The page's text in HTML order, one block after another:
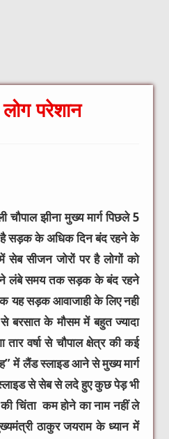
लोग परेशान
झीना मुख्य मार्ग पिछले 5
है सड़क के अधिक दिन बंद रहने के
सेब सीजन जोरों पर है लोगों को
लंबे समय तक सड़क के बंद रहने
यह सड़क आवाजाही के लिए नही
बरसात के मौसम में बहुत ज्यादा
वर्षा से चौपाल क्षेत्र की कई
में लैंड स्लाइड आने से मुख्य मार्ग
से सेब से लदे हुए कुछ पेड़ भी
चिंता कम होने का नाम नहीं ले
ठाकुर जयराम के ध्यान में